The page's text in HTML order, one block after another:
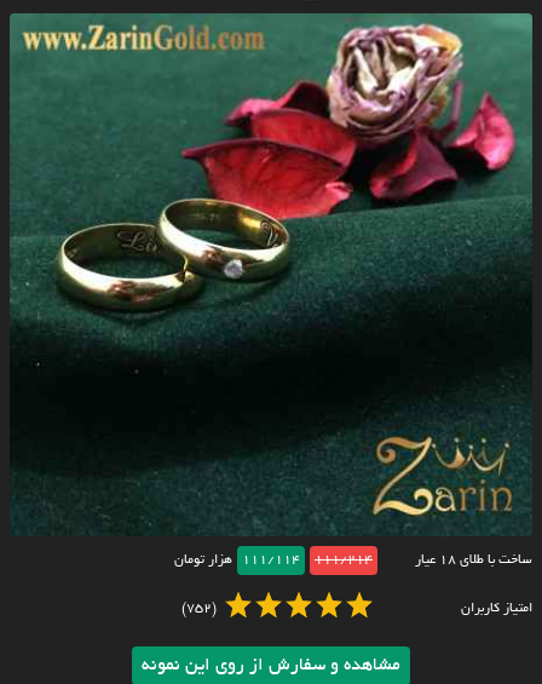
ساخت با طلای ۱۸ عیار 111/214
111/114 هزار تومان
امتیاز کاربران (752)
مشاهده و سفارش از روی این نمونه